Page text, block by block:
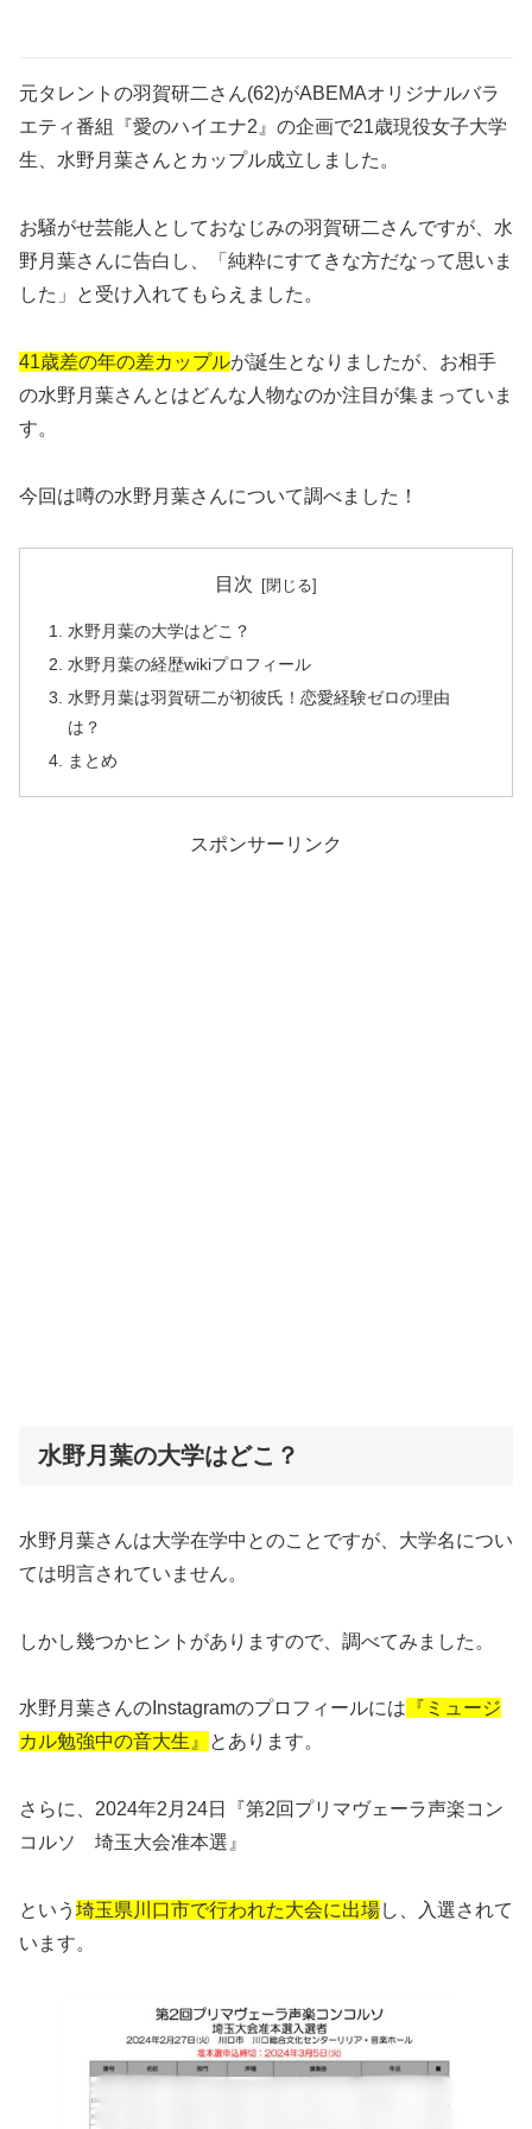
元タレントの羽賀研二さん(62)がABEMAオリジナルバラ
エティ番組『愛のハイエナ2』の企画で21歳現役女子大学
生、水野月葉さんとカップル成立しました。
お騒がせ芸能人としておなじみの羽賀研二さんですが、水
野月葉さんに告白し、「純粋にすてきな方だなって思いま
した」と受け入れてもらえました。
41歳差の年の差カップルが誕生となりましたが、お相手
の水野月葉さんとはどんな人物なのか注目が集まっていま
す。
今回は噂の水野月葉さんについて調べました！
目次
水野月葉の大学はどこ？
水野月葉の経歴wikiプロフィール
水野月葉は羽賀研二が初彼氏！恋愛経験ゼロの理由
は？
まとめ
スポンサーリンク
水野月葉の大学はどこ？
水野月葉さんは大学在学中とのことですが、大学名につい
ては明言されていません。
しかし幾つかヒントがありますので、調べてみました。
水野月葉さんのInstagramのプロフィールには 『ミュージ
カル勉強中の音大生』
とあります。
さらに、2024年2月24日『第2回プリマヴェーラ声楽コン
コルソ 埼玉大会准本選』
という 埼玉県川口市で行われた大会に出場し、入選されて
います。